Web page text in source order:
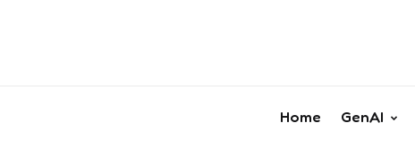
Home GenAI